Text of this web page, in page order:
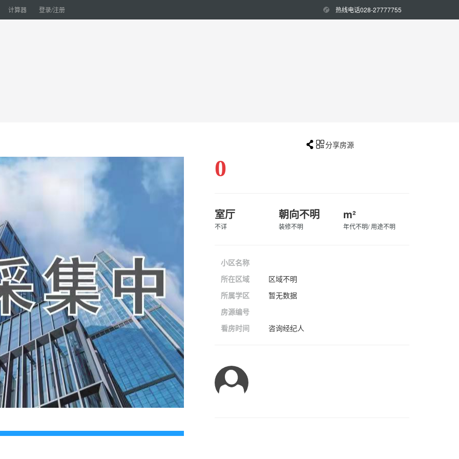
计算器 登录/注册 热线电话028-27777755
 分享房源
0
室厅
不详
朝向不明
装修不明
m²
年代不明/ 用途不明
小区名称
所在区域
区域不明
所属学区
暂无数据
房源编号
看房时间
咨询经纪人